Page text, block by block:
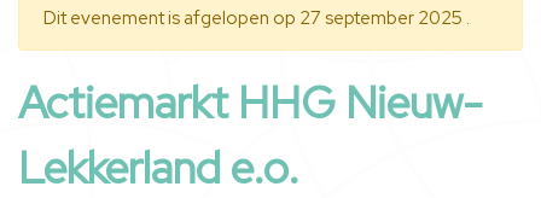
Dit evenement is afgelopen op 27 september 2025 .
Actiemarkt HHG Nieuw-
Lekkerland e.o.